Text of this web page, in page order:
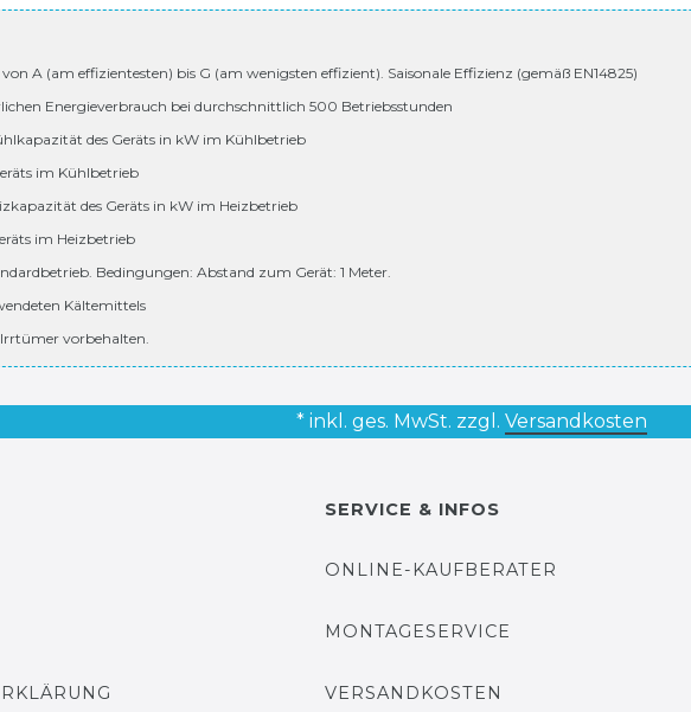
A (am effizientesten) bis G (am wenigsten effizient). Saisonale Effizienz (gemäß EN14825)
Energieverbrauch bei durchschnittlich 500 Betriebsstunden
des Geräts in kW im Kühlbetrieb
im Kühlbetrieb
des Geräts in kW im Heizbetrieb
im Heizbetrieb
Bedingungen: Abstand zum Gerät: 1 Meter.
Kältemittels
vorbehalten.
* inkl. ges. MwSt. zzgl. Versandkosten
SERVICE & INFOS
ONLINE-KAUFBERATER
MONTAGESERVICE
VERSANDKOSTEN